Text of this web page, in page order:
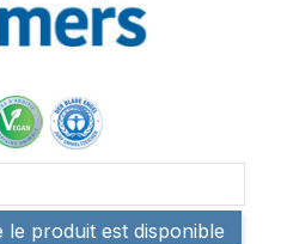
produit est disponible